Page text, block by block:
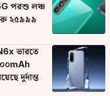
পরশু লঞ্চ
২৫৯৯৯
ভারতে
দুর্দান্ত